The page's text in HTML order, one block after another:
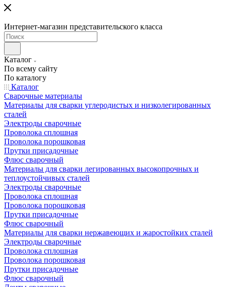
Интернет-магазин представительского класса
Каталог
По всему сайту
По каталогу
Каталог
Сварочные материалы
Материалы для сварки углеродистых и низколегированных
сталей
Электроды сварочные
Проволока сплошная
Проволока порошковая
Прутки присадочные
Флюс сварочный
Материалы для сварки легированных высокопрочных и
теплоустойчивых сталей
Электроды сварочные
Проволока сплошная
Проволока порошковая
Прутки присадочные
Флюс сварочный
Материалы для сварки нержавеющих и жаростойких сталей
Электроды сварочные
Проволока сплошная
Проволока порошковая
Прутки присадочные
Флюс сварочный